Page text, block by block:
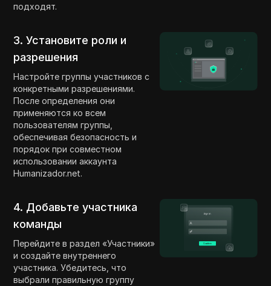
подходят.
3. Установите роли и
разрешения
Настройте группы участников с
конкретными разрешениями.
После определения они
применяются ко всем
пользователям группы,
обеспечивая безопасность и
порядок при совместном
использовании аккаунта
Humanizador.net.
4. Добавьте участника
команды
Перейдите в раздел «Участники»
и создайте внутреннего
участника. Убедитесь, что
выбрали правильную группу